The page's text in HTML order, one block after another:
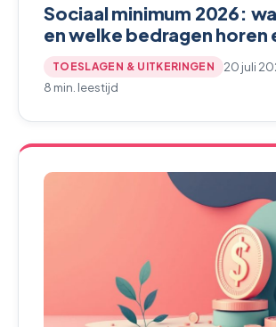
Sociaal minimum 2026:
en welke bedragen horen
TOESLAGEN & UITKERINGEN
20 juli
8 min. leestijd